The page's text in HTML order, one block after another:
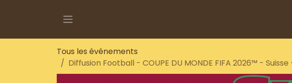
Tous les événements
Diffusion Football - COUPE DU MONDE FIFA 2026™ -